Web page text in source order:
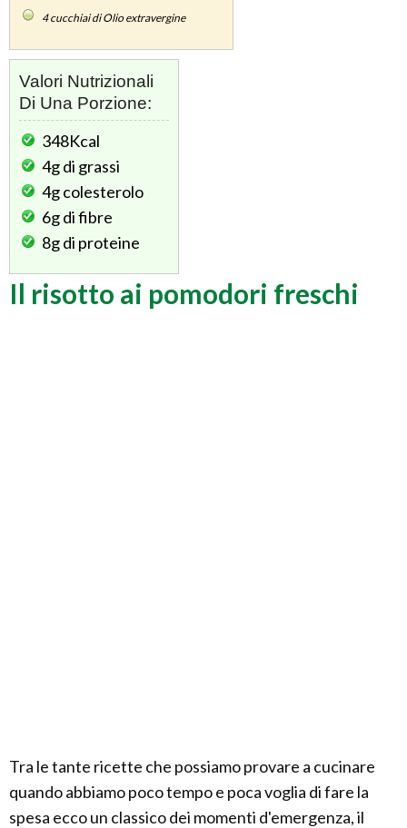
4cucchiai di Olio extravergine
Valori Nutrizionali
Di Una Porzione:
348Kcal
4gdi grassi
4gcolesterolo
6gdi fibre
8gdi proteine
Il risotto ai pomodori freschi
Tra le tante ricette che possiamo provare a cucinare
quando abbiamo poco tempo e poca voglia di fare la
spesa ecco un classico dei momenti d'emergenza, il